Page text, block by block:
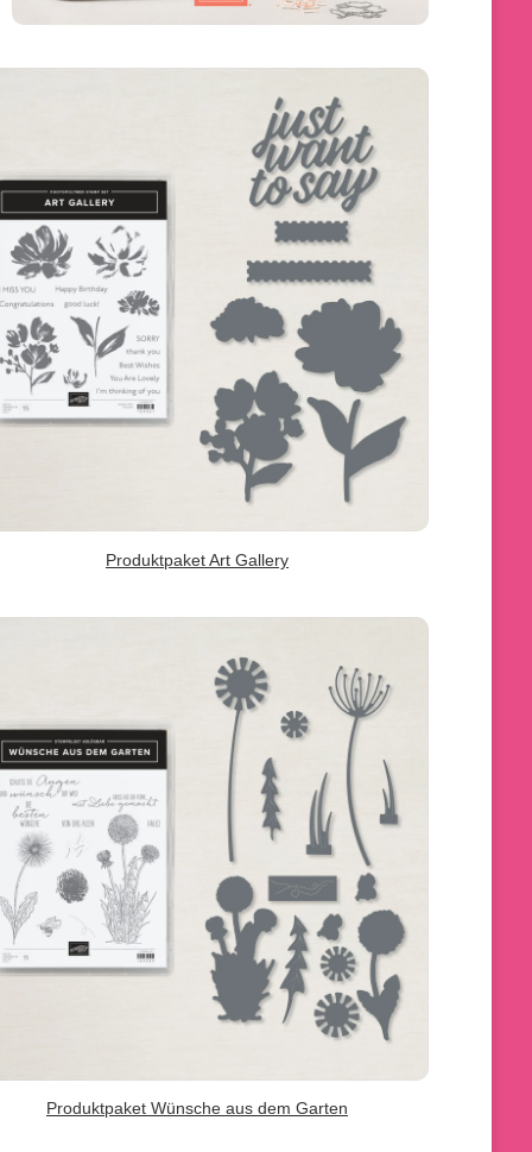
Produktpaket Art Gallery
Produktpaket Wünsche aus dem Garten